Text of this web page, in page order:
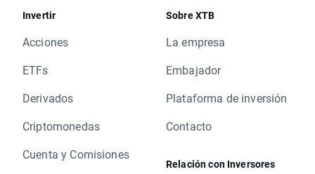
Invertir
Acciones
ETFs
Derivados
Criptomonedas
Cuenta y Comisiones
Sobre XTB
La empresa
Embajador
Plataforma de inversión
Contacto
Relación con Inversores